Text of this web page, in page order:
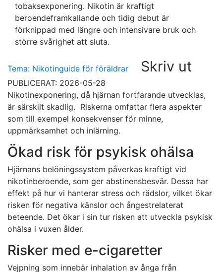
tobaksexponering. Nikotin är kraftigt
beroendeframkallande och tidig debut är
förknippad med längre och intensivare bruk och
större svårighet att sluta.
Tema: Nikotinguide för föräldrar Skriv ut
PUBLICERAT: 2026-05-28
Nikotinexponering, då hjärnan fortfarande utvecklas,
är särskilt skadlig. Riskerna omfattar flera aspekter
som till exempel konsekvenser för minne,
uppmärksamhet och inlärning.
Ökad risk för psykisk ohälsa
Hjärnans belöningssystem påverkas kraftigt vid
nikotinberoende, som ger abstinensbesvär. Dessa har
effekt på hur vi hanterar stress och rädslor, vilket ökar
risken för negativa känslor och ångestrelaterat
beteende. Det ökar i sin tur risken att utveckla psykisk
ohälsa i vuxen ålder.
Risker med e-cigaretter
Vejpning som innebär inhalation av ånga från